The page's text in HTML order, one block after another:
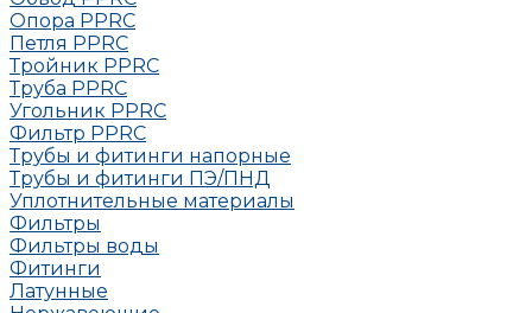
Опора РРRC
Петля РРRC
Тройник РРRC
Труба РРRC
Угольник РРRC
Фильтр PPRC
Трубы и фитинги напорные
Трубы и фитинги ПЭ/ПНД
Уплотнительные материалы
Фильтры
Фильтры воды
Фитинги
Латунные